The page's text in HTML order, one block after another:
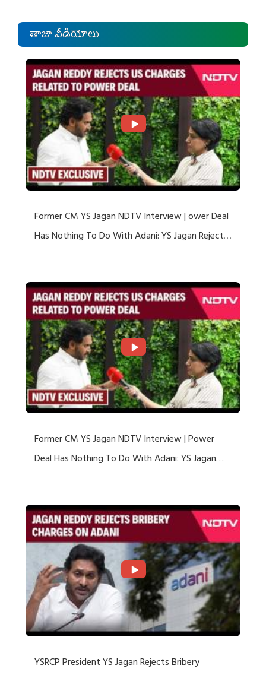
తాజా వీడియోలు
Former CM YS Jagan NDTV Interview | ower Deal
Has Nothing To Do With Adani: YS Jagan Rejects
Former CM YS Jagan NDTV Interview | Power
Deal Has Nothing To Do With Adani: YS Jagan
YSRCP President YS Jagan Rejects Bribery